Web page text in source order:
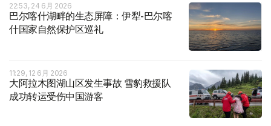
22:53, 24 6月 2026
巴尔喀什湖畔的生态屏障：伊犁-巴尔喀
什国家自然保护区巡礼
11:29, 12 6月 2026
大阿拉木图湖山区发生事故 雪豹救援队
成功转运受伤中国游客